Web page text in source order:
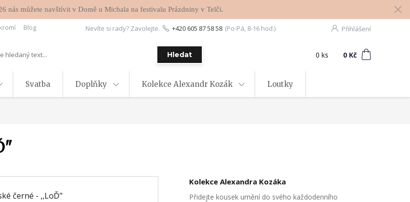
nás můžete navštívit v Domě u Michala na festivalu Prázdniny v Telči.
Blog Přihlášení
Hledat
Nevíte si rady? Zavolejte. +420 605 87 58 58 (Po-Pá, 8-16 hod.)
0 ks 0 Kč
Svatba Doplňky Kolekce Alexandr Kozák Loutky
Kolekce Alexandra Kozáka
Přidejte kousek umění do svého každodenního